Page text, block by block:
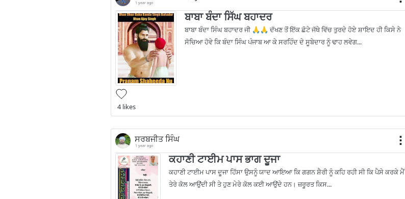
1 year ago
ਬਾਬਾ ਬੰਦਾ ਸਿੱਘ ਬਹਾਦਰ
ਬਾਬਾ ਬੰਦਾ ਸਿੰਘ ਬਹਾਦਰ ਜੀ 🙏🙏 ਦੱਖਣ ਤੋਂ ਇੱਕ ਛੋਟੇ ਜੱਥੇ ਵਿੱਚ ਤੁਰਦੇ ਹੋਏ ਸ਼ਾਇਦ ਹੀ ਕਿਸੇ ਨੇ
ਸੋਚਿਆ ਹੋਵੇ ਕਿ ਬੰਦਾ ਸਿੰਘ ਪੰਜਾਬ ਆ ਕੇ ਸਰਹਿੰਦ ਦੇ ਸੂਬੇਦਾਰ ਨੂੰ ਢਾਹ ਲਵੇਗ...
4 likes
ਸਰਬਜੀਤ ਸਿੰਘ
1 year ago
ਕਹਾਣੀ ਟਾਈਮ ਪਾਸ ਭਾਗ ਦੂਜਾ
ਕਹਾਣੀ ਟਾਈਮ ਪਾਸ ਦੂਜਾ ਹਿੱਸਾ ਉਸਨੂੰ ਯਾਦ ਆਇਆ ਕਿ ਗਗਨ ਸ਼ੈਰੀ ਨੂੰ ਕਹਿ ਰਹੀ ਸੀ ਕਿ ਪੈਸੇ ਕਰਕੇ ਮੈਂ
ਤੇਰੇ ਕੋਲ ਆਉਂਦੀ ਸੀ ਤੇ ਹੁਣ ਮੇਰੇ ਕੋਲ ਕਈ ਆਉਂਦੇ ਹਨ। ਜ਼ਰੂਰਤ ਕਿਸ...